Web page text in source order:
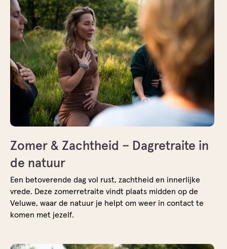
Zomer & Zachtheid – Dagretraite in
de natuur
Een betoverende dag vol rust, zachtheid en innerlijke
vrede. Deze zomerretraite vindt plaats midden op de
Veluwe, waar de natuur je helpt om weer in contact te
komen met jezelf.